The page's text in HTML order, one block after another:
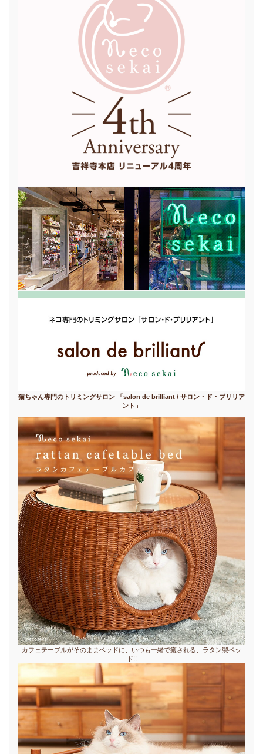
猫ちゃん専門のトリミングサロン 「salon de brilliant / サロン・ド・ブリリア
ント」
カフェテーブルがそのままベッドに、いつも一緒で癒される、ラタン製ベッ
ド!!